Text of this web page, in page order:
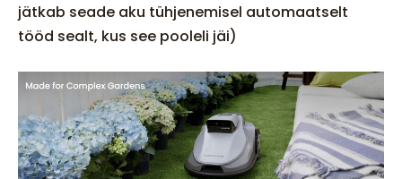
jätkab seade aku tühjenemisel automaatselt
tööd sealt, kus see pooleli jäi)